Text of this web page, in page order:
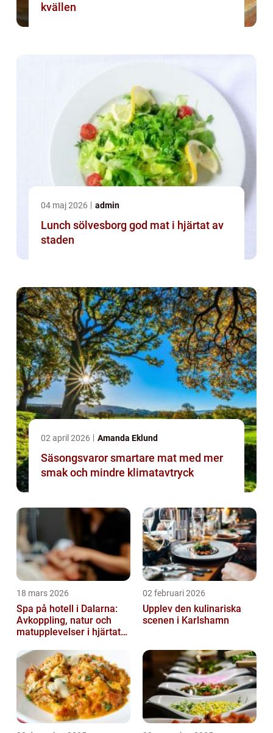
kvällen
04 maj 2026 admin
Lunch sölvesborg god mat i hjärtat av
staden
02 april 2026 Amanda Eklund
Säsongsvaror smartare mat med mer
smak och mindre klimatavtryck
18 mars 2026
Spa på hotell i Dalarna:
Avkoppling, natur och
matupplevelser i hjärtat
02 februari 2026
Upplev den kulinariska
scenen i Karlshamn